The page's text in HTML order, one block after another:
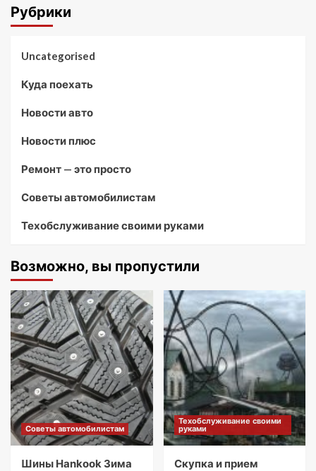
Рубрики
Uncategorised
Куда поехать
Новости авто
Новости плюс
Ремонт — это просто
Советы автомобилистам
Техобслуживание своими руками
Возможно, вы пропустили
Советы автомобилистам
Шины Hankook Зима
Техобслуживание своими
руками
Скупка и прием